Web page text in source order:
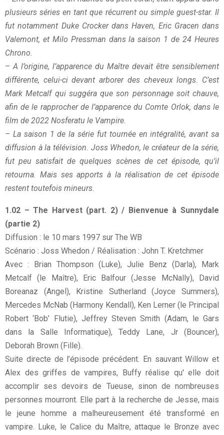
plusieurs séries en tant que récurrent ou simple guest-star. Il
fut notamment Duke Crocker dans Haven, Eric Gracen dans
Valemont, et Milo Pressman dans la saison 1 de24 Heures
Chrono.
– A l’origine, l’apparence du Maître devait être sensiblement
différente, celui-ci devant arborer des cheveux longs. C’est
Mark Metcalf qui suggéra que son personnage soit chauve,
afin de le rapprocher de l’apparence du Comte Orlok, dans le
film de 2022 Nosferatu le Vampire.
– La saison 1 de la série fut tournée en intégralité, avant sa
diffusion à la télévision. Joss Whedon, le créateur de la série,
fut peu satisfait de quelques scènes de cet épisode, qu’il
retourna. Mais ses apports à la réalisation de cet épisode
restent toutefois mineurs.
1.02 – The Harvest (part. 2) / Bienvenue à Sunnydale
(partie 2)
Diffusion : le 10 mars 1997 sur The WB
Scénario : Joss Whedon / Réalisation : John T. Kretchmer
Avec : Brian Thompson (Luke), Julie Benz (Darla), Mark
Metcalf (le Maître), Eric Balfour (Jesse McNally), David
Boreanaz (Angel), Kristine Sutherland (Joyce Summers),
Mercedes McNab (Harmony Kendall), Ken Lerner (le Principal
Robert ‘Bob’ Flutie), Jeffrey Steven Smith (Adam, le Gars
dans la Salle Informatique), Teddy Lane, Jr (Bouncer),
Deborah Brown (Fille).
Suite directe de l’épisode précédent. En sauvant Willow et
Alex des griffes de vampires, Buffy réalise qu' elle doit
accomplir ses devoirs de Tueuse, sinon de nombreuses
personnes mourront. Elle part à la recherche de Jesse, mais
le jeune homme a malheureusement été transformé en
vampire. Luke, le Calice du Maître, attaque le Bronze avec